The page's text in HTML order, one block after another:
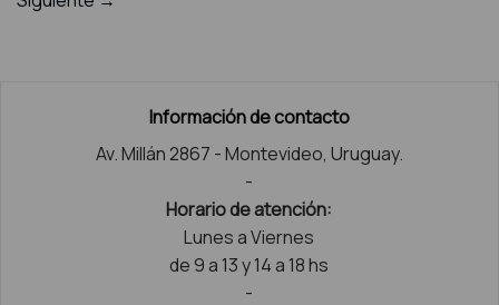
Información de contacto
Av. Millán 2867 - Montevideo, Uruguay.
-
Horario de atención:
Lunes a Viernes
de 9 a 13 y 14 a 18 hs
-